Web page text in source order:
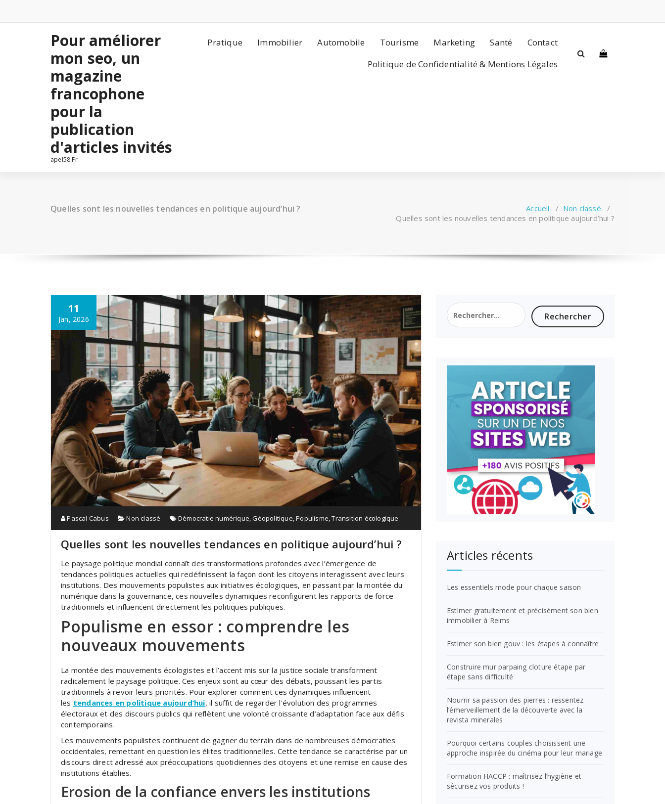
contenu
Pour améliorer
mon seo, un
magazine
francophone
pour la
publication
d'articles invités
apel58.Fr
Pratique Immobilier Automobile Tourisme Marketing Santé
Contact
Politique de Confidentialité & Mentions Légales
Quelles sont les nouvelles tendances en politique aujourd’hui ? Accueil / Non classé /
Quelles sont les nouvelles tendances en politique aujourd’hui ?
11
Jan, 2026
Pascal Cabus Non classé Démocratie numérique,Géopolitique,Populisme,Transition écologique
Quelles sont les nouvelles tendances en politique aujourd’hui ?
Le paysage politique mondial connaît des transformations profondes avec l’émergence de
tendances politiques actuelles qui redéfinissent la façon dont les citoyens interagissent avec leurs
institutions. Des mouvements populistes aux initiatives écologiques, en passant par la montée du
numérique dans la gouvernance, ces nouvelles dynamiques reconfigurent les rapports de force
traditionnels et influencent directement les politiques publiques.
Populisme en essor : comprendre les
nouveaux mouvements
La montée des mouvements écologistes et l’accent mis sur la justice sociale transforment
radicalement le paysage politique. Ces enjeux sont au cœur des débats, poussant les partis
traditionnels à revoir leurs priorités. Pour explorer comment ces dynamiques influencent
les tendances en politique aujourd’hui, il suffit de regarder l’évolution des programmes
électoraux et des discours publics qui reflètent une volonté croissante d’adaptation face aux défis
contemporains.
Les mouvements populistes continuent de gagner du terrain dans de nombreuses démocraties
occidentales, remettant en question les élites traditionnelles. Cette tendance se caractérise par un
discours direct adressé aux préoccupations quotidiennes des citoyens et une remise en cause des
institutions établies.
Erosion de la confiance envers les institutions
Rechercher :
Articles récents
Les essentiels mode pour chaque saison
Estimer gratuitement et précisément son bien
immobilier à Reims
Estimer son bien gouv : les étapes à connaître
Construire mur parpaing cloture étape par
étape sans difficulté
Nourrir sa passion des pierres : ressentez
l’émerveillement de la découverte avec la
revista minerales
Pourquoi certains couples choisissent une
approche inspirée du cinéma pour leur mariage
Formation HACCP : maîtrisez l’hygiène et
sécurisez vos produits !